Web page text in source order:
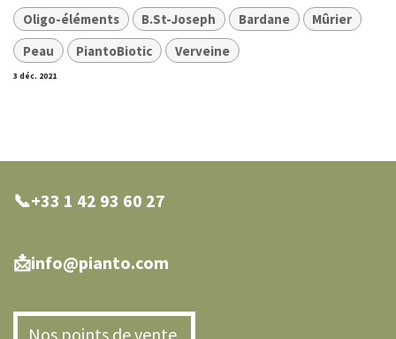
Oligo-éléments B.St-Joseph Bardane
Mûrier
Peau
PiantoBiotic Verveine
3 déc. 2021
📞+33 1 42 93 60 27
📩info@pianto.com
Nos points de vente